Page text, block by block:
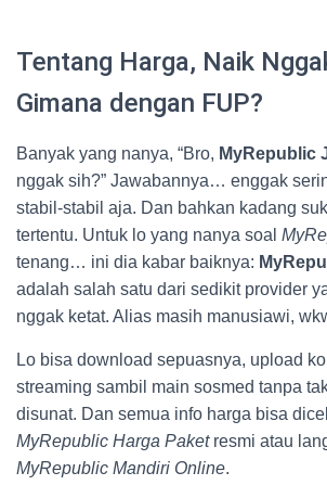
Tentang Harga, Naik
Gimana dengan FUP?
Banyak yang nanya, “Bro, MyRepublic
nggak sih?” Jawabannya… enggak
stabil-stabil aja. Dan bahkan kadang
tertentu. Untuk lo yang nanya soal
tenang… ini dia kabar baiknya:
adalah salah satu dari sedikit provider
nggak ketat. Alias masih manusiawi,
Lo bisa download sepuasnya, upload
streaming sambil main sosmed tanpa
disunat. Dan semua info harga bisa
MyRepublic Harga Paketresmi atau
MyRepublic Mandiri Online.